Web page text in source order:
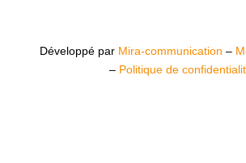
Développé par Mira-communication –
– Politique de